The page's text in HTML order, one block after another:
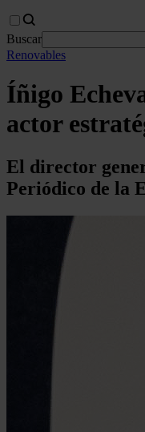
Buscar
Renovables
Íñigo
actor
El director
Periódico de la